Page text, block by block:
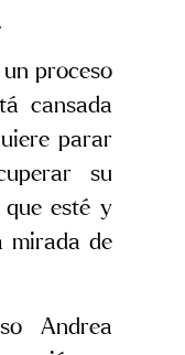
proceso
cansada
parar
su
esté y
mirada de
Andrea